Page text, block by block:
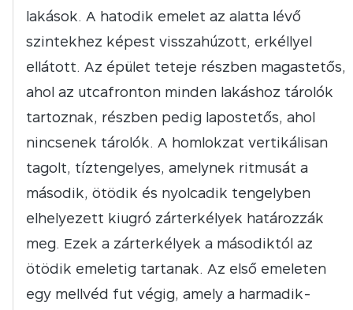
lakások. A hatodik emelet az alatta lévő
szintekhez képest visszahúzott, erkéllyel
ellátott. Az épület teteje részben magastetős,
ahol az utcafronton minden lakáshoz tárolók
tartoznak, részben pedig lapostetős, ahol
nincsenek tárolók. A homlokzat vertikálisan
tagolt, tíztengelyes, amelynek ritmusát a
második, ötödik és nyolcadik tengelyben
elhelyezett kiugró zárterkélyek határozzák
meg. Ezek a zárterkélyek a másodiktól az
ötödik emeletig tartanak. Az első emeleten
egy mellvéd fut végig, amely a harmadik-